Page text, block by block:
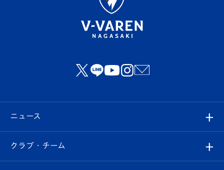
ニュース
すべて
クラブ・チーム